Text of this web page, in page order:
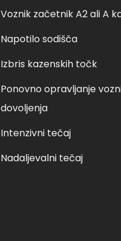
Voznik začetnik A2 ali A
Napotilo sodišča
Izbris kazenskih točk
Ponovno opravljanje
dovoljenja
Intenzivni tečaj
Nadaljevalni tečaj